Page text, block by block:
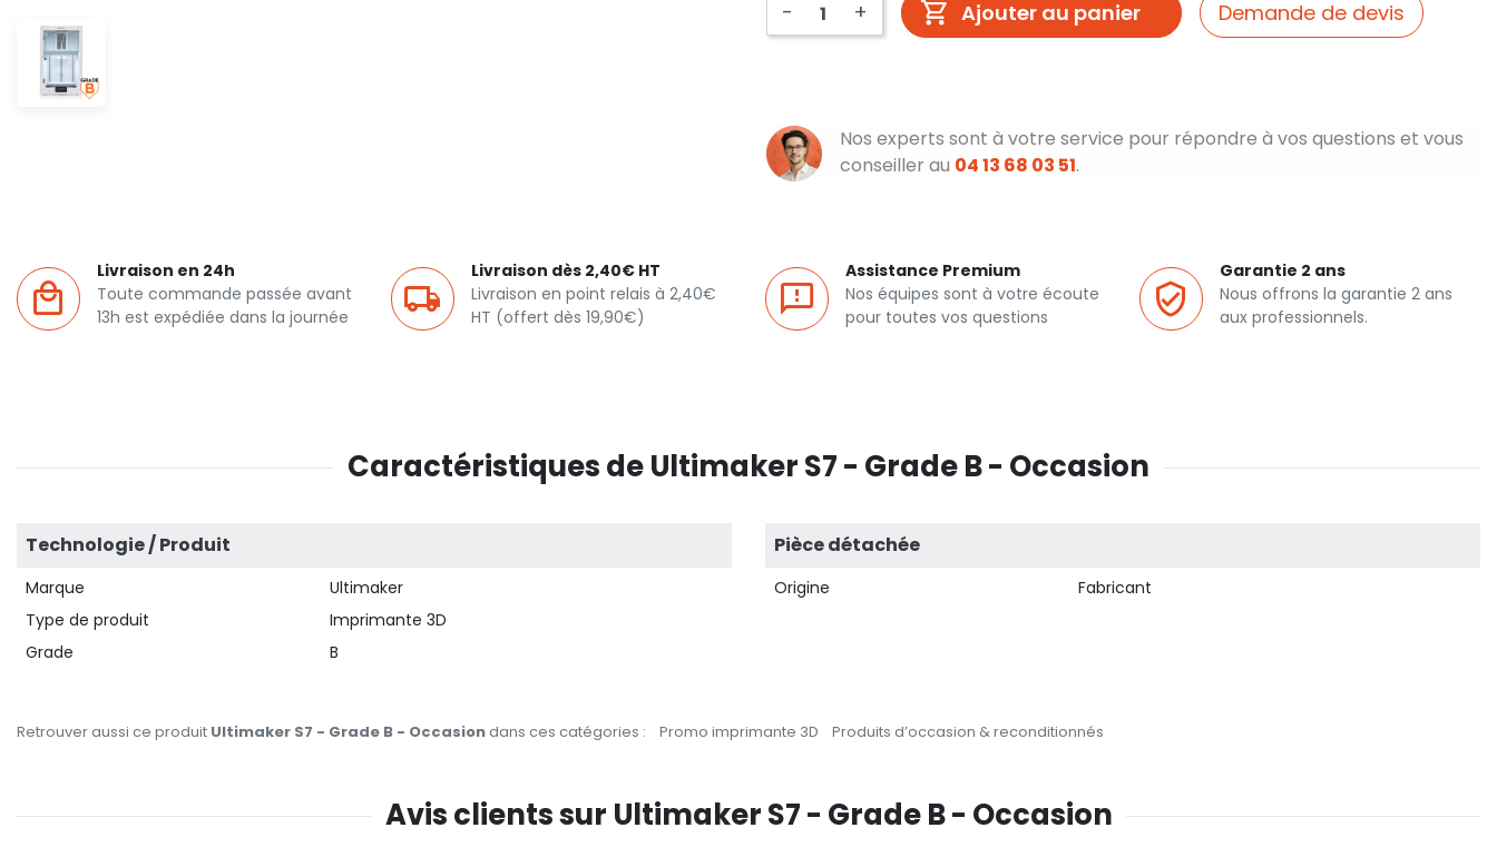
- + Ajouter au panier Demande de devis
Nos experts sont à votre service pour répondre à vos questions et vous
conseiller au 04 13 68 03 51.
Livraison en 24h
Toute commande passée avant
13h est expédiée dans la journée
Livraison dès 2,40€ HT
Livraison en point relais à 2,40€
HT (offert dès 19,90€)
Assistance Premium
Nos équipes sont à votre écoute
pour toutes vos questions
Garantie 2 ans
Nous offrons la garantie 2 ans
aux professionnels.
Caractéristiques de Ultimaker S7 - Grade B - Occasion
Technologie / Produit
Marque
Ultimaker
Type de produit
Imprimante 3D
Grade
B
Pièce détachée
Origine Fabricant
Retrouver aussi ce produit Ultimaker S7 - Grade B - Occasiondans ces catégories : Promo imprimante 3D Produits d’occasion & reconditionnés
Avis clients sur Ultimaker S7 - Grade B - Occasion